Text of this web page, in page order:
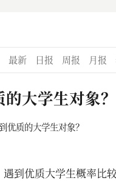
最新 日报 周报 月报
大学生对象？
优质的大学生对象？
到优质大学生概率比